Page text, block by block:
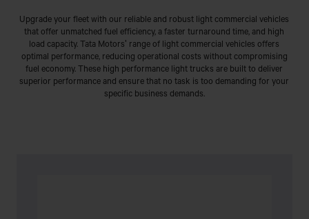
Upgrade your fleet with our reliable and robust light commercial vehicles
that offer unmatched fuel efficiency, a faster turnaround time, and high
load capacity. Tata Motors' range of light commercial vehicles offers
optimal performance, reducing operational costs without compromising
fuel economy. These high performance light trucks are built to deliver
superior performance and ensure that no task is too demanding for your
specific business demands.